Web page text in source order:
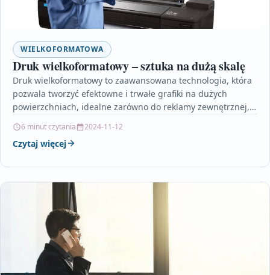
WIELKOFORMATOWA
Druk wielkoformatowy – sztuka na dużą skalę
Druk wielkoformatowy to zaawansowana technologia, która
pozwala tworzyć efektowne i trwałe grafiki na dużych
powierzchniach, idealne zarówno do reklamy zewnętrznej,
6 minut czytania 2024-11-12
Czytaj więcej